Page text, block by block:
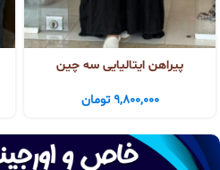
پیراهن ایتالیایی سه چین
9,800,000 تومان